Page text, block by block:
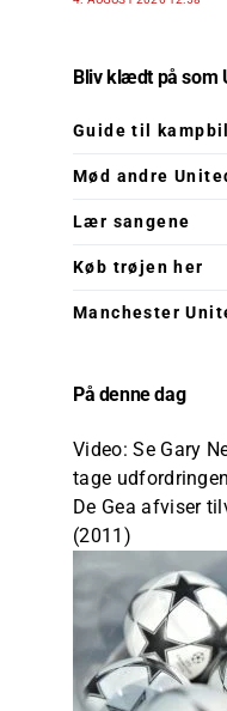
Bliv klædt på som
Guide til
Mød andre
Lær sangene
Køb trøjen her
Manchester
På denne dag
Video: Se Gary
tage
De Gea afviser
(2011)